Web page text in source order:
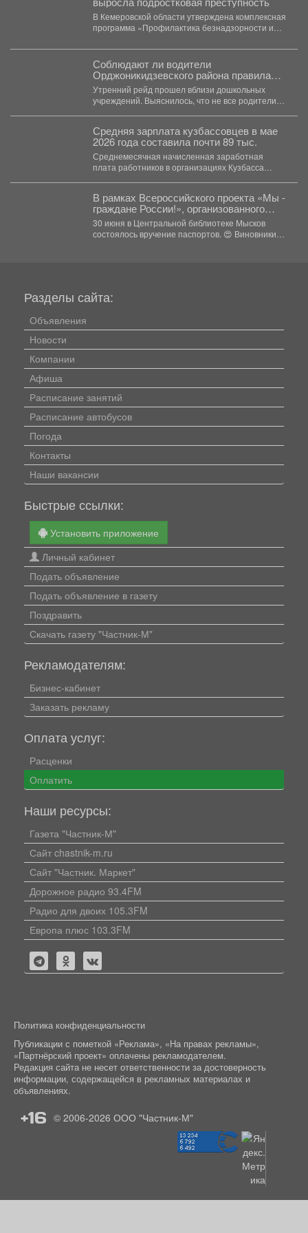
В Кемеровской области утверждена комплексная
программа «Профилактика безнадзорности и
Кемеровской области -...
Соблюдают ли водители
Орджоникидзевского района правила
перевозки несовершеннолетних,
проверили Госавтоинспекторы.
Утренний рейд прошел вблизи дошкольных
учреждений. Выяснилось, что не все родители
Средняя зарплата кузбассовцев в мае
2026 года составила почти 89 тыс.
Среднемесячная начисленная заработная
плата работников в организациях Кузбасса
В рамках Всероссийского проекта «Мы -
граждане России!», организованного
Движение Первых, юные мысковчане
получили свои первые паспорта.
30 июня в Центральной библиотеке Мысков
состоялось вручение паспортов. 😍 Виновники
Разделы сайта:
Объявления
Новости
Компании
Афиша
Расписание занятий
Расписание автобусов
Погода
Контакты
Наши вакансии
Быстрые ссылки:
Установить приложение
Личный кабинет
Подать объявление
Подать объявление в газету
Поздравить
Скачать газету "Частник-М"
Рекламодателям:
Бизнес-кабинет
Заказать рекламу
Оплата услуг:
Расценки
Оплатить
Наши ресурсы:
Газета "Частник-М"
Сайт chastnik-m.ru
Сайт "Частник. Маркет"
Дорожное радио 93.4FM
Радио для двоих 105.3FM
Европа плюс 103.3FM
Политика конфиденциальности
Публикации с пометкой «Реклама», «На правах рекламы»,
«Партнёрский проект» оплачены рекламодателем.
Редакция сайта не несет ответственности за достоверность
информации, содержащейся в рекламных материалах и
объявлениях.
+16 © 2006-2026 ООО "Частник-М"